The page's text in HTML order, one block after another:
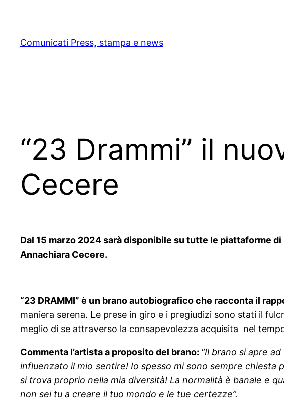
content
Comunicati Press, stampa e news
“23 Drammi” il
Cecere
Dal 15 marzo 2024 sarà disponibile su tutte le piattaforme
Annachiara Cecere.
“23 DRAMMI” è un brano autobiografico che racconta il
maniera serena. Le prese in giro e i pregiudizi sono stati il
meglio di se attraverso la consapevolezza acquisita nel
Commenta l’artista a proposito del brano: “Il brano si apre
influenzato il mio sentire! Io spesso mi sono sempre
si trova proprio nella mia diversità! La normalità è banale e
non sei tu a creare il tuo mondo e le tue certezze”.